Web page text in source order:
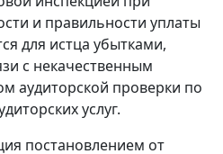
и правильности уплаты
для истца убытками,
с некачественным
аудиторской проверки по
услуг.
постановлением от